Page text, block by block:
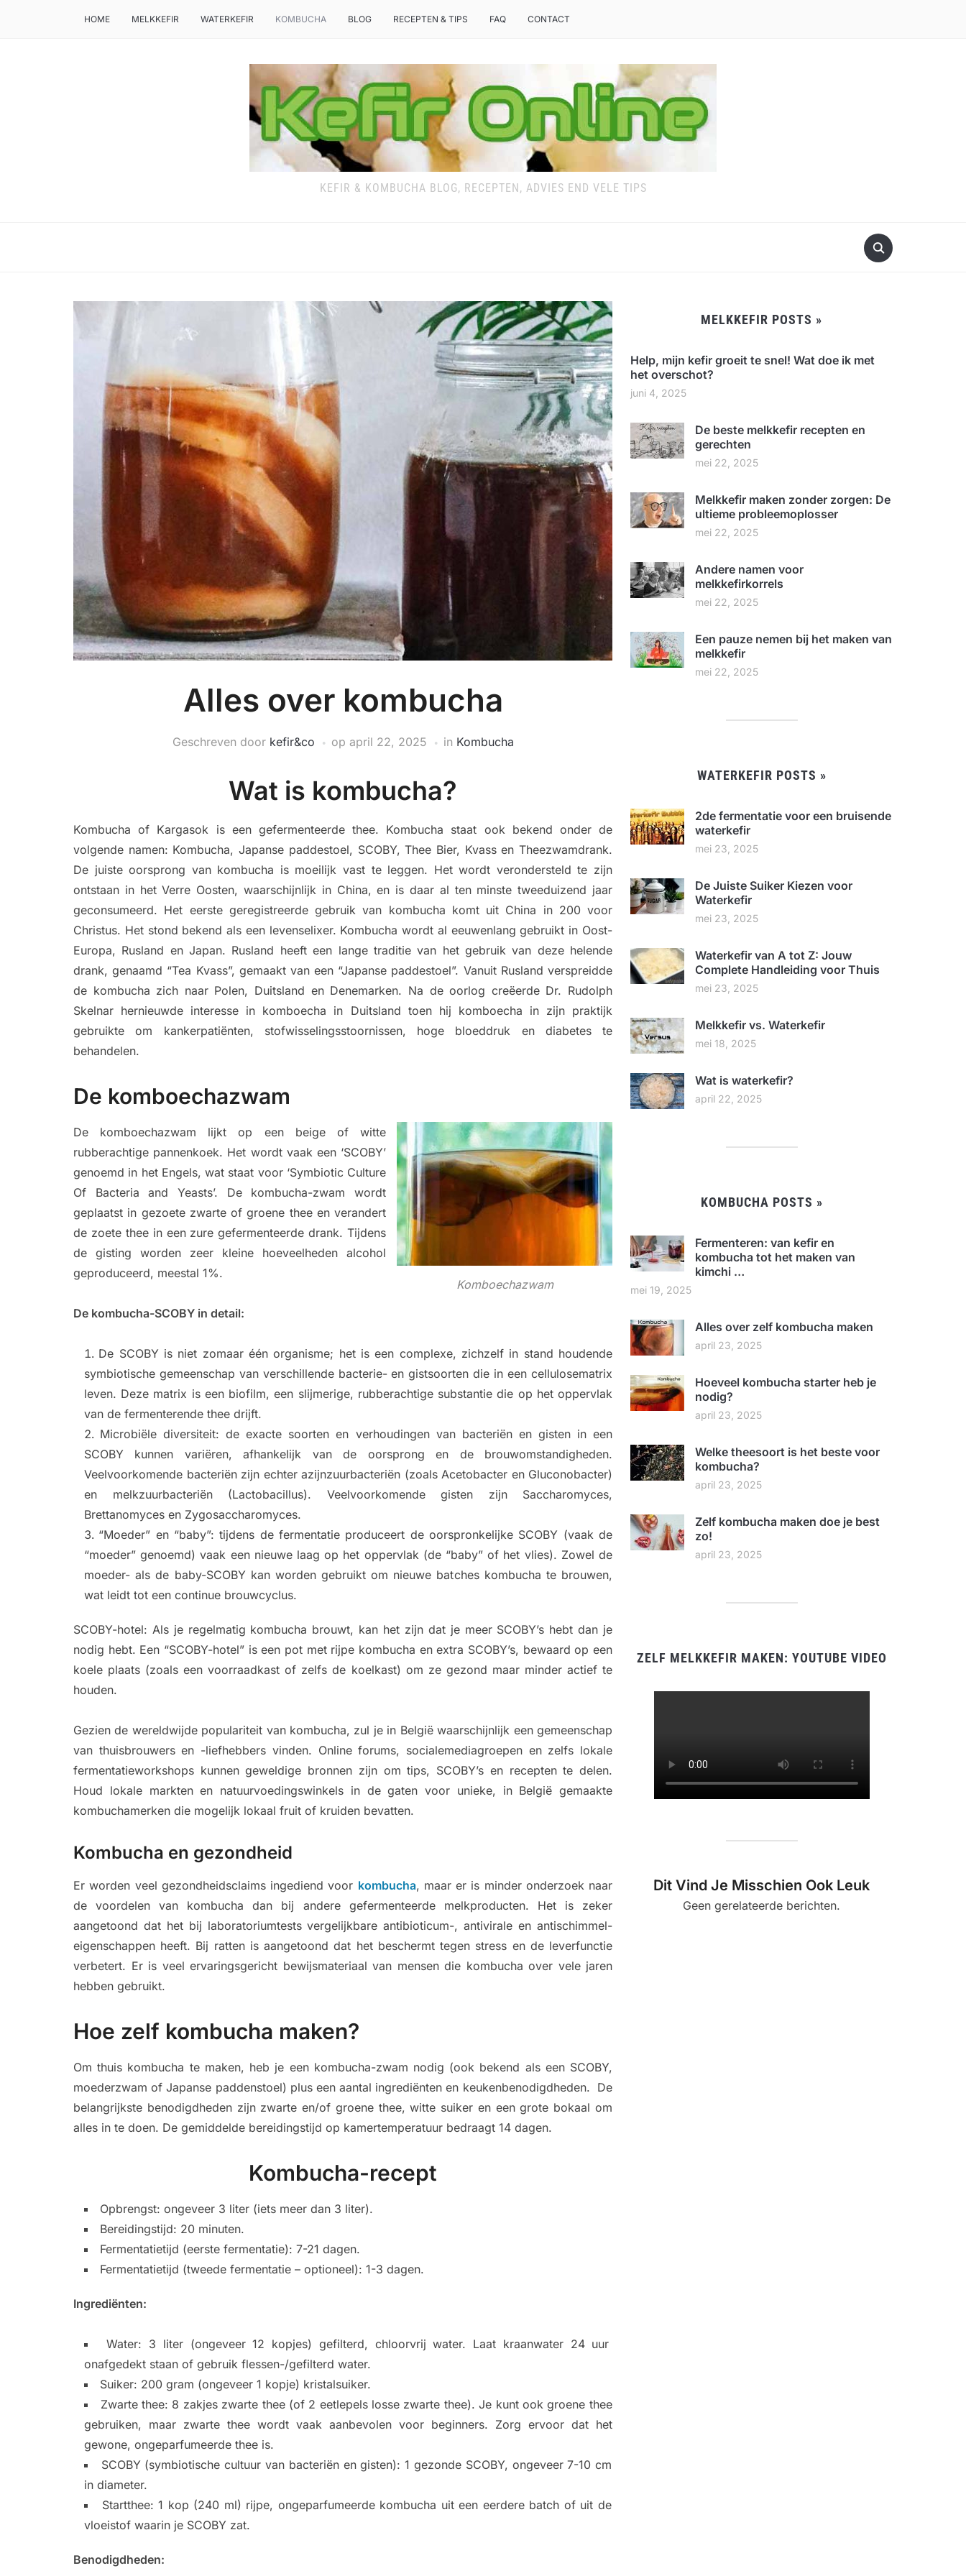
HOME MELKKEFIR WATERKEFIR KOMBUCHA BLOG RECEPTEN & TIPS FAQ CONTACT
KEFIR & KOMBUCHA BLOG, RECEPTEN, ADVIES END VELE TIPS
Alles over kombucha
Geschreven door kefir&co op april 22, 2025 in Kombucha
Wat is kombucha?
Kombucha of Kargasok is een gefermenteerde thee. Kombucha staat ook bekend onder de
volgende namen: Kombucha, Japanse paddestoel, SCOBY, Thee Bier, Kvass en Theezwamdrank.
De juiste oorsprong van kombucha is moeilijk vast te leggen. Het wordt verondersteld te zijn
ontstaan ​​in het Verre Oosten, waarschijnlijk in China, en is daar al ten minste tweeduizend jaar
geconsumeerd. Het eerste geregistreerde gebruik van kombucha komt uit China in 200 voor
Christus. Het stond bekend als een levenselixer. Kombucha wordt al eeuwenlang gebruikt in Oost-
Europa, Rusland en Japan. Rusland heeft een lange traditie van het gebruik van deze helende
drank, genaamd “Tea Kvass”, gemaakt van een “Japanse paddestoel”. Vanuit Rusland verspreidde
de kombucha zich naar Polen, Duitsland en Denemarken. Na de oorlog creëerde Dr. Rudolph
Skelnar hernieuwde interesse in komboecha in Duitsland toen hij komboecha in zijn praktijk
gebruikte om kankerpatiënten, stofwisselingsstoornissen, hoge bloeddruk en diabetes te
behandelen.
De komboechazwam
Komboechazwam
De komboechazwam lijkt op een beige of witte
rubberachtige pannenkoek. Het wordt vaak een ‘SCOBY’
genoemd in het Engels, wat staat voor ‘Symbiotic Culture
Of Bacteria and Yeasts’. De kombucha-zwam wordt
geplaatst in gezoete zwarte of groene thee en verandert
de zoete thee in een zure gefermenteerde drank. Tijdens
de gisting worden zeer kleine hoeveelheden alcohol
geproduceerd, meestal 1%.
De kombucha-SCOBY in detail:
De SCOBY is niet zomaar één organisme; het is een complexe, zichzelf in stand houdende
symbiotische gemeenschap van verschillende bacterie- en gistsoorten die in een cellulosematrix
leven. Deze matrix is ​​een biofilm, een slijmerige, rubberachtige substantie die op het oppervlak
van de fermenterende thee drijft.
Microbiële diversiteit: de exacte soorten en verhoudingen van bacteriën en gisten in een
SCOBY kunnen variëren, afhankelijk van de oorsprong en de brouwomstandigheden.
Veelvoorkomende bacteriën zijn echter azijnzuurbacteriën (zoals Acetobacter en Gluconobacter)
en melkzuurbacteriën (Lactobacillus). Veelvoorkomende gisten zijn Saccharomyces,
Brettanomyces en Zygosaccharomyces.
“Moeder” en “baby”: tijdens de fermentatie produceert de oorspronkelijke SCOBY (vaak de
“moeder” genoemd) vaak een nieuwe laag op het oppervlak (de “baby” of het vlies). Zowel de
moeder- als de baby-SCOBY kan worden gebruikt om nieuwe batches kombucha te brouwen,
wat leidt tot een continue brouwcyclus.
SCOBY-hotel: Als je regelmatig kombucha brouwt, kan het zijn dat je meer SCOBY’s hebt dan je
nodig hebt. Een “SCOBY-hotel” is een pot met rijpe kombucha en extra SCOBY’s, bewaard op een
koele plaats (zoals een voorraadkast of zelfs de koelkast) om ze gezond maar minder actief te
houden.
Gezien de wereldwijde populariteit van kombucha, zul je in België waarschijnlijk een gemeenschap
van thuisbrouwers en -liefhebbers vinden. Online forums, socialemediagroepen en zelfs lokale
fermentatieworkshops kunnen geweldige bronnen zijn om tips, SCOBY’s en recepten te delen.
Houd lokale markten en natuurvoedingswinkels in de gaten voor unieke, in België gemaakte
kombuchamerken die mogelijk lokaal fruit of kruiden bevatten.
Kombucha en gezondheid
Er worden veel gezondheidsclaims ingediend voor kombucha, maar er is minder onderzoek naar
de voordelen van kombucha dan bij andere gefermenteerde melkproducten. Het is zeker
aangetoond dat het bij laboratoriumtests vergelijkbare antibioticum-, antivirale en antischimmel-
eigenschappen heeft. Bij ratten is aangetoond dat het beschermt tegen stress en de leverfunctie
verbetert. Er is veel ervaringsgericht bewijsmateriaal van mensen die kombucha over vele jaren
hebben gebruikt.
Hoe zelf kombucha maken?
Om thuis kombucha te maken, heb je een kombucha-zwam nodig (ook bekend als een SCOBY,
moederzwam of Japanse paddenstoel) plus een aantal ingrediënten en keukenbenodigdheden. De
belangrijkste benodigdheden zijn zwarte en/of groene thee, witte suiker en een grote bokaal om
alles in te doen. De gemiddelde bereidingstijd op kamertemperatuur bedraagt 14 dagen.
Kombucha-recept
Opbrengst: ongeveer 3 liter (iets meer dan 3 liter).
Bereidingstijd: 20 minuten.
Fermentatietijd (eerste fermentatie): 7-21 dagen.
Fermentatietijd (tweede fermentatie – optioneel): 1-3 dagen.
Ingrediënten:
Water: 3 liter (ongeveer 12 kopjes) gefilterd, chloorvrij water. Laat kraanwater 24 uur
onafgedekt staan ​​of gebruik flessen-/gefilterd water.
Suiker: 200 gram (ongeveer 1 kopje) kristalsuiker.
Zwarte thee: 8 zakjes zwarte thee (of 2 eetlepels losse zwarte thee). Je kunt ook groene thee
gebruiken, maar zwarte thee wordt vaak aanbevolen voor beginners. Zorg ervoor dat het
gewone, ongeparfumeerde thee is.
SCOBY (symbiotische cultuur van bacteriën en gisten): 1 gezonde SCOBY, ongeveer 7-10 cm
in diameter.
Startthee: 1 kop (240 ml) rijpe, ongeparfumeerde kombucha uit een eerdere batch of uit de
vloeistof waarin je SCOBY zat.
Benodigdheden:
MELKKEFIR POSTS »
Help, mijn kefir groeit te snel! Wat doe ik met
het overschot?
juni 4, 2025
De beste melkkefir recepten en
gerechten
mei 22, 2025
Melkkefir maken zonder zorgen: De
ultieme probleemoplosser
mei 22, 2025
Andere namen voor
melkkefirkorrels
mei 22, 2025
Een pauze nemen bij het maken van
melkkefir
mei 22, 2025
WATERKEFIR POSTS »
2de fermentatie voor een bruisende
waterkefir
mei 23, 2025
De Juiste Suiker Kiezen voor
Waterkefir
mei 23, 2025
Waterkefir van A tot Z: Jouw
Complete Handleiding voor Thuis
mei 23, 2025
Melkkefir vs. Waterkefir
mei 18, 2025
Wat is waterkefir?
april 22, 2025
KOMBUCHA POSTS »
Fermenteren: van kefir en
kombucha tot het maken van
kimchi …
mei 19, 2025
Alles over zelf kombucha maken
april 23, 2025
Hoeveel kombucha starter heb je
nodig?
april 23, 2025
Welke theesoort is het beste voor
kombucha?
april 23, 2025
Zelf kombucha maken doe je best
zo!
april 23, 2025
ZELF MELKKEFIR MAKEN: YOUTUBE VIDEO
Dit Vind Je Misschien Ook Leuk
Geen gerelateerde berichten.